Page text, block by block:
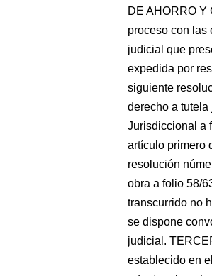
DE AHORRO Y
proceso con las
judicial que
expedida por
siguiente
derecho a
Jurisdiccional a
artículo primero
resolución
obra a folio 58/
transcurrido no
se dispone
judicial.
establecido en